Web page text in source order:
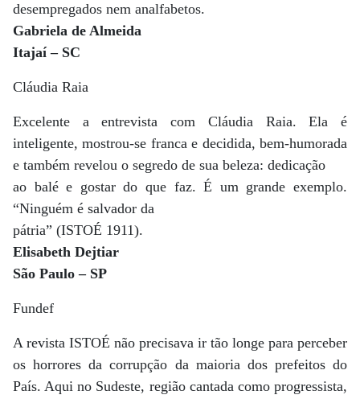
desempregados nem analfabetos.
Gabriela de Almeida
Itajaí – SC
Cláudia Raia
Excelente a entrevista com Cláudia Raia. Ela é
inteligente, mostrou-se franca e decidida, bem-humorada
e também revelou o segredo de sua beleza: dedicação
ao balé e gostar do que faz. É um grande exemplo.
“Ninguém é salvador da
pátria” (ISTOÉ 1911).
Elisabeth Dejtiar
São Paulo – SP
Fundef
A revista ISTOÉ não precisava ir tão longe para perceber
os horrores da corrupção da maioria dos prefeitos do
País. Aqui no Sudeste, região cantada como progressista,